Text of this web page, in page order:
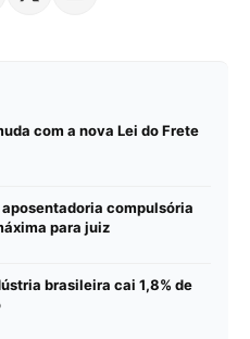
com a nova Lei do Frete
compulsória
para juiz
brasileira cai 1,8% de